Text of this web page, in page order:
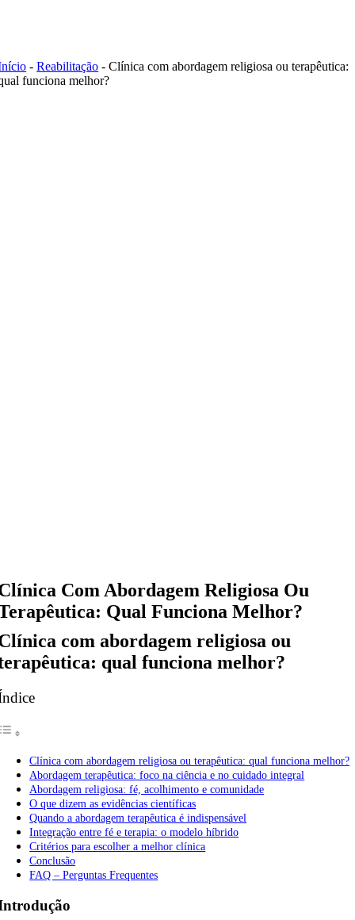
-Reabilitação -Clínica com abordagem religiosa ou terapêutica:
funciona melhor?
Com Abordagem Religiosa Ou
Qual Funciona Melhor?
com abordagem religiosa ou
qual funciona melhor?
Clínica com abordagem religiosa ou terapêutica: qual funciona melhor?
Abordagem terapêutica: foco na ciência e no cuidado integral
Abordagem religiosa: fé, acolhimento e comunidade
O que dizem as evidências científicas
Quando a abordagem terapêutica é indispensável
Integração entre fé e terapia: o modelo híbrido
Critérios para escolher a melhor clínica
Conclusão
FAQ – Perguntas Frequentes